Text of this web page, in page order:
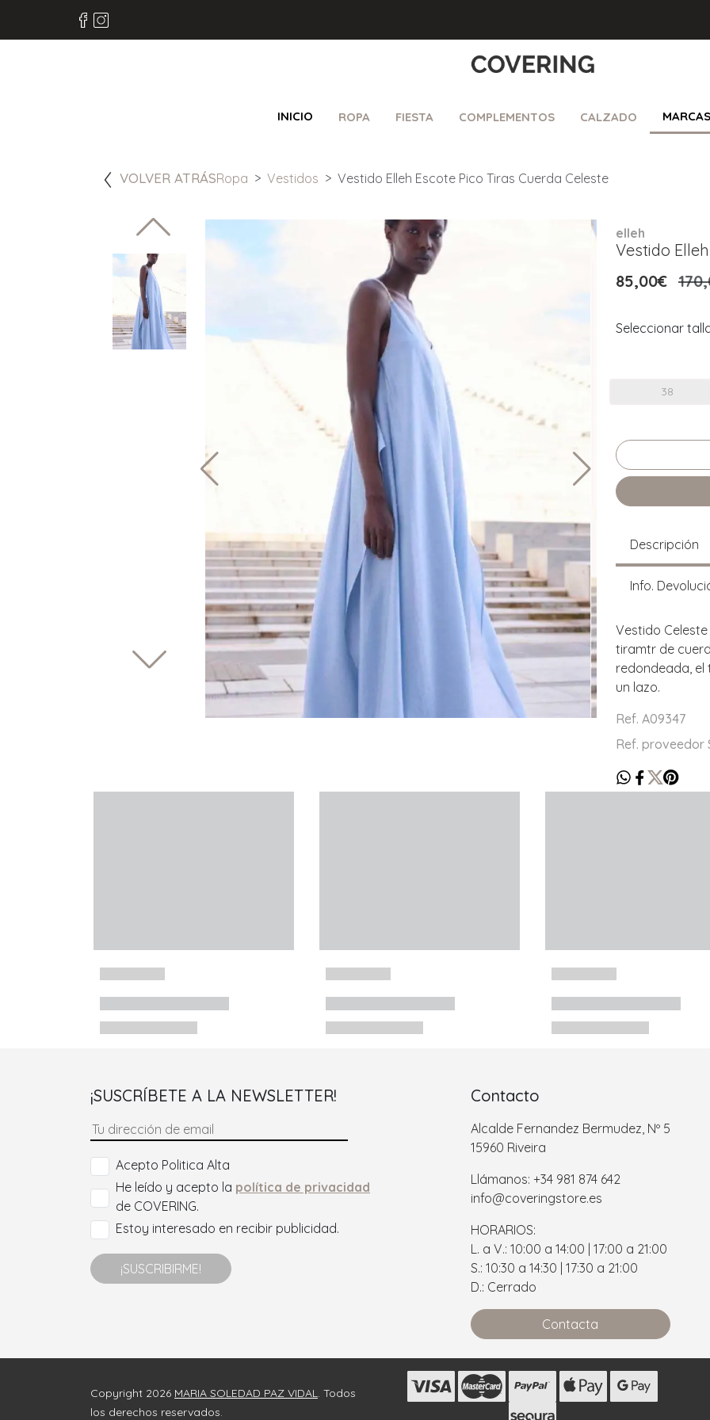
INICIO ROPA FIESTA COMPLEMENTOS CALZADO MARCAS
VOLVER ATRÁSRopa Vestidos Vestido Elleh Escote Pico Tiras Cuerda Celeste
elleh
Vestido
85,00€
Seleccionar
38
Descripción
Info.
Vestido
tiramtr de
redondeada, el
un lazo.
Ref. A09347
Ref. proveedor
¡SUSCRÍBETE A LA NEWSLETTER!
Acepto Politica Alta
He leído y acepto la política de privacidad
de COVERING.
Estoy interesado en recibir publicidad.
¡SUSCRIBIRME!
Contacto
Alcalde Fernandez Bermudez, Nº 5
15960 Riveira
Llámanos: +34 981 874 642
info@coveringstore.es
HORARIOS:
L. a V.: 10:00 a 14:00 | 17:00 a 21:00
S.: 10:30 a 14:30 | 17:30 a 21:00
D.: Cerrado
Contacta
Copyright 2026 MARIA SOLEDAD PAZ VIDAL. Todos
los derechos reservados.